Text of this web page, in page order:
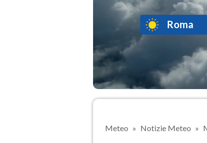
Roma
Meteo Notizie Meteo